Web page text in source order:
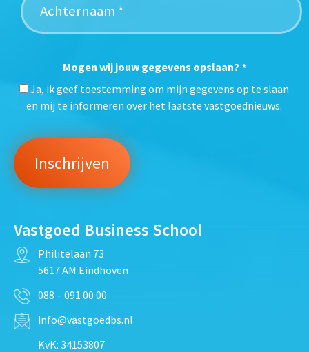
Mogen wij jouw gegevens opslaan? *
Ja, ik geef toestemming om mijn gegevens op te slaan
en mij te informeren over het laatste vastgoednieuws.
Vastgoed Business School
Philitelaan 73
5617 AM Eindhoven
088 – 091 00 00
info@vastgoedbs.nl
KvK: 34153807